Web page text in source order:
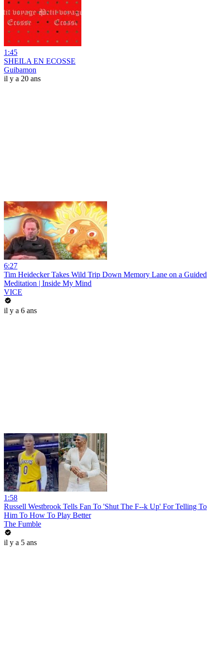
1:45
SHEILA EN ECOSSE
Guibamon
il y a 20 ans
6:27
Tim Heidecker Takes Wild Trip Down Memory Lane on a Guided
Meditation | Inside My Mind
VICE
il y a 6 ans
1:58
Russell Westbrook Tells Fan To 'Shut The F--k Up' For Telling To
Him To How To Play Better
The Fumble
il y a 5 ans